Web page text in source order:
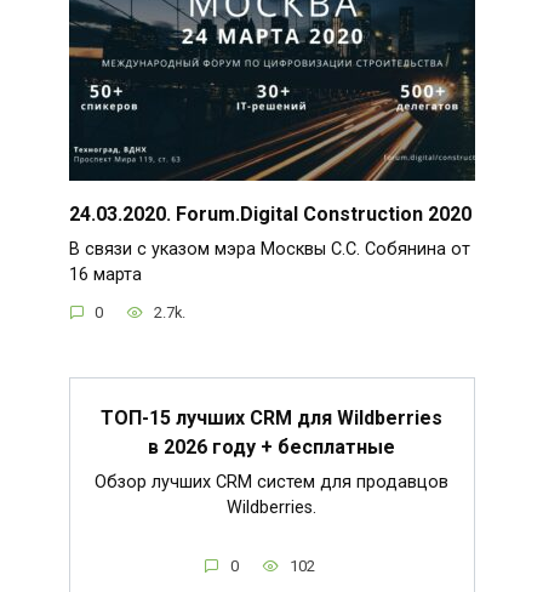
24.03.2020. Forum.Digital Construction 2020
В связи с указом мэра Москвы С.С. Собянина от
16 марта
0 2.7k.
ТОП-15 лучших CRM для Wildberries
в 2026 году + бесплатные
Обзор лучших CRM систем для продавцов
Wildberries.
0 102